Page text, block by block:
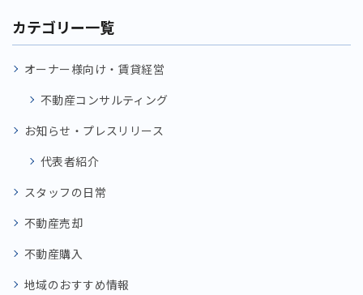
カテゴリー一覧
オーナー様向け・賃貸経営
不動産コンサルティング
お知らせ・プレスリリース
代表者紹介
スタッフの日常
不動産売却
不動産購入
地域のおすすめ情報